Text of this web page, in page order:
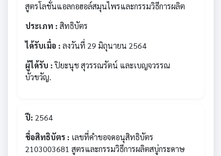
สูตรโลชั่นแอลกอฮอล์สมุนไพรและกรรมวิธีการผลิต
ประเภท : สิทธิบัตร
ได้รับเมื่อ : ลงวันที่ 29 มิถุนายน 2564
ผู้ได้รับ :ปิยะนุช สุวรรณรัตน์ และเบญจวรรณ
บัวขวัญ.
ปี: 2564
ชื่อสิทธิบัตร : เลขที่คำขอจดอนุสิทธิบัตร
2103003681 สูตรและกรรมวิธีการผลิตสบู่กระดาษ